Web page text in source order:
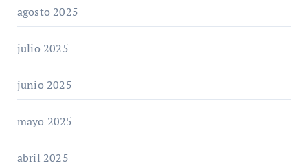
agosto 2025
julio 2025
junio 2025
mayo 2025
abril 2025